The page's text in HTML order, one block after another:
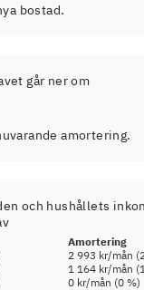
bostad.
går ner om
amortering.
och hushållets
Amortering
2 993 kr/mån (2
1 164 kr/mån (1
0 kr/mån (0 %)